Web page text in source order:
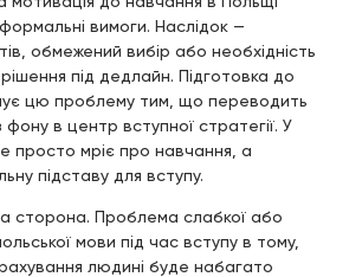
вимоги. Наслідок —
обмежений вибір або необхідність
під дедлайн. Підготовка до
цю проблему тим, що переводить
фону в центр вступної стратегії. У
просто мріє про навчання, а
підставу для вступу.
сторона. Проблема слабкої або
мови під час вступу в тому,
людині буде набагато